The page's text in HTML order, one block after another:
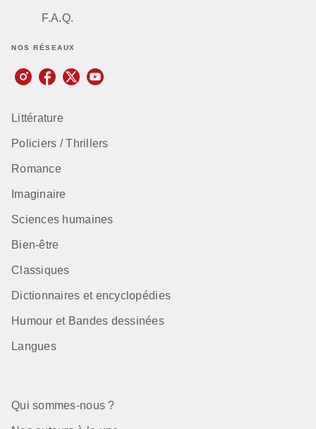
F.A.Q.
NOS RÉSEAUX
Littérature
Policiers / Thrillers
Romance
Imaginaire
Sciences humaines
Bien-être
Classiques
Dictionnaires et encyclopédies
Humour et Bandes dessinées
Langues
Qui sommes-nous ?